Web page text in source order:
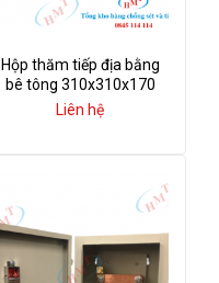
Hộp thăm tiếp địa bằng
bê tông 310x310x170
Liên hệ